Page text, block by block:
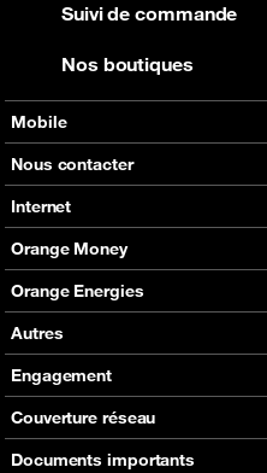
Mobile
Nos offres
Nos produits
Assistance
Nous contacter
Tous les contacts
En boutique
Internet
Nos offres
Nos produits
Assistance
Orange Money
Carte Visa Orange Money
Devenir partenaire Orange Money
Assistance
Orange Energies
Offres
Autres
SVA
Max it
Boutique
Engagement
RSE
Fondation Orange
Couverture réseau
Documents importants
Suivi de commande
Nos boutiques